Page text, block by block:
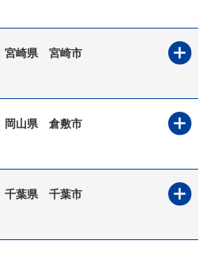
宮崎県 宮崎市
岡山県 倉敷市
千葉県 千葉市